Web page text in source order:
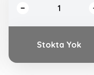
Stokta Yok